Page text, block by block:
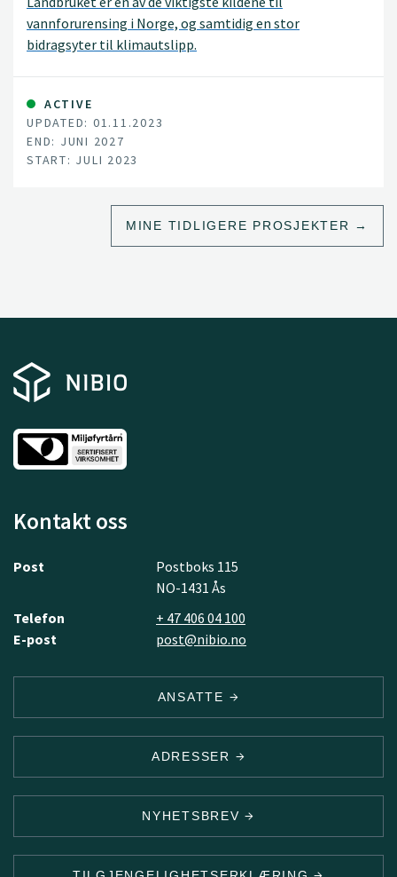
vannforurensing i Norge, og samtidig en stor
bidragsyter til klimautslipp.
ACTIVE
UPDATED: 01.11.2023
END: JUNI 2027
START: JULI 2023
MINE TIDLIGERE PROSJEKTER
Kontakt oss
Post
Postboks 115
NO-1431 Ås
Telefon
+ 47 406 04 100
E-post
post@nibio.no
ANSATTE
ADRESSER
NYHETSBREV